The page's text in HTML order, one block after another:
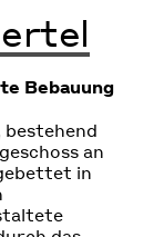
Bebauung
bestehend
an
in